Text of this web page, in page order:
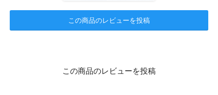
この商品のレビューを投稿
この商品のレビューを投稿